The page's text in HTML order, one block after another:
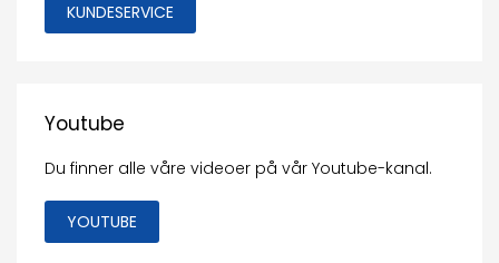
KUNDESERVICE
Youtube
Du finner alle våre videoer på vår Youtube-kanal.
YOUTUBE